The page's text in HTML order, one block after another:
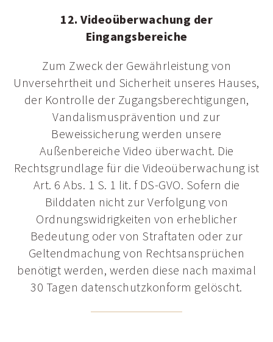
12. Videoüberwachung der
Eingangsbereiche
Zum Zweck der Gewährleistung von
Unversehrtheit und Sicherheit unseres Hauses,
der Kontrolle der Zugangsberechtigungen,
Vandalismusprävention und zur
Beweissicherung werden unsere
Außenbereiche Video überwacht. Die
Rechtsgrundlage für die Videoüberwachung ist
Art. 6 Abs. 1 S. 1 lit. f DS-GVO. Sofern die
Bilddaten nicht zur Verfolgung von
Ordnungswidrigkeiten von erheblicher
Bedeutung oder von Straftaten oder zur
Geltendmachung von Rechtsansprüchen
benötigt werden, werden diese nach maximal
30 Tagen datenschutzkonform gelöscht.